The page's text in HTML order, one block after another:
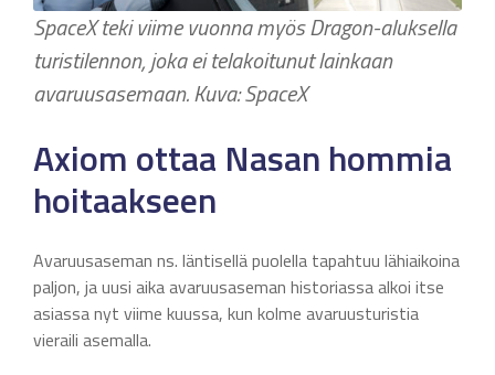
SpaceX teki viime vuonna myös Dragon-aluksella
turistilennon, joka ei telakoitunut lainkaan
avaruusasemaan. Kuva: SpaceX
Axiom ottaa Nasan hommia
hoitaakseen
Avaruusaseman ns. läntisellä puolella tapahtuu lähiaikoina
paljon, ja uusi aika avaruusaseman historiassa alkoi itse
asiassa nyt viime kuussa, kun kolme avaruusturistia
vieraili asemalla.